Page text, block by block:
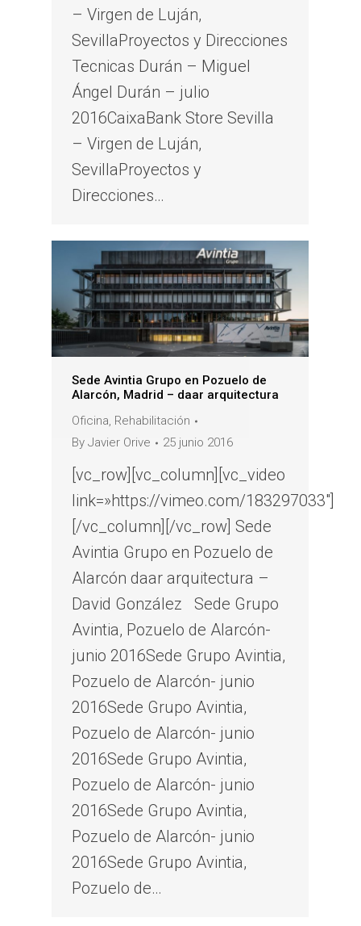
– Virgen de Luján,
SevillaProyectos y Direcciones
Tecnicas Durán – Miguel
Ángel Durán – julio
2016CaixaBank Store Sevilla
– Virgen de Luján,
SevillaProyectos y
Direcciones…
Sede Avintia Grupo en Pozuelo de
Alarcón, Madrid – daar arquitectura
Oficina, Rehabilitación
By Javier Orive 25 junio 2016
[vc_row][vc_column][vc_video
link=»https://vimeo.com/183297033″]
[/vc_column][/vc_row] Sede
Avintia Grupo en Pozuelo de
Alarcón daar arquitectura –
David González Sede Grupo
Avintia, Pozuelo de Alarcón-
junio 2016Sede Grupo Avintia,
Pozuelo de Alarcón- junio
2016Sede Grupo Avintia,
Pozuelo de Alarcón- junio
2016Sede Grupo Avintia,
Pozuelo de Alarcón- junio
2016Sede Grupo Avintia,
Pozuelo de Alarcón- junio
2016Sede Grupo Avintia,
Pozuelo de…